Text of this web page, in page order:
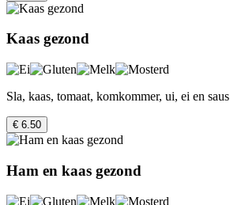
Kaas gezond
Sla, kaas, tomaat, komkommer, ui, ei en saus
€ 6.50
Ham en kaas gezond